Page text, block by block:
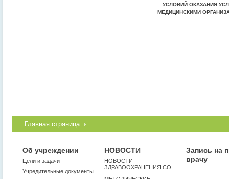
УСЛОВИЙ ОКАЗАНИЯ
МЕДИЦИНСКИМИ
Главная страница
Об учреждении
Цели и задачи
Учредительные документы
НОВОСТИ
НОВОСТИ
ЗДРАВООХРАНЕНИЯ СО
Запись на
врачу